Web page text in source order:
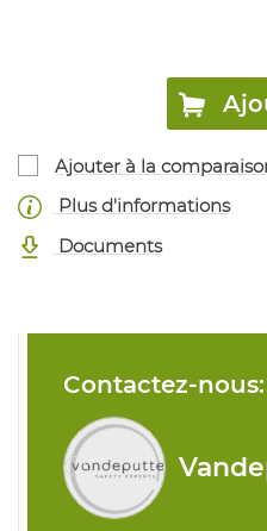
Ajouter à la
Plus d'informations
Documents
Contactez-nous: